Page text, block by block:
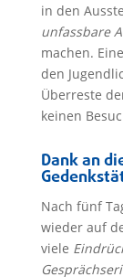
in den
unfassbare
machen.
den
Überreste
keinen
Dank an
Nach fünf
wieder auf
viele